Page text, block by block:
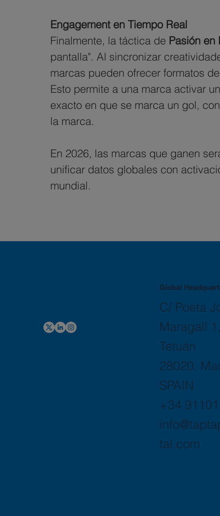
Engagement en Tiempo Real
Finalmente, la táctica de Pasión en
pantalla". Al sincronizar
marcas pueden ofrecer formatos
Esto permite a una marca activar
exacto en que se marca un gol,
la marca.
En 2026, las marcas que ganen
unificar datos globales con
mundial.
Global
C/ Poeta
Maragall 1,
Tetuán
28020,
SPAIN
+34
tal.com